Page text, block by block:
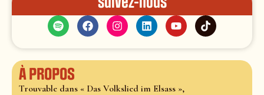
À propos
Trouvable dans « Das Volkslied im Elsass »,